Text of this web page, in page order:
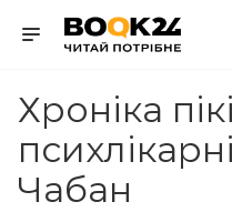
Хроніка
Чабан